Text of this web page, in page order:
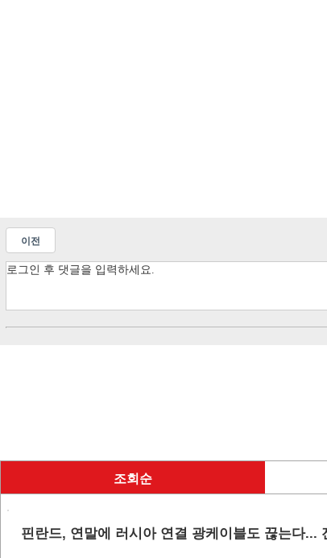
이전
조회순
핀란드, 연말에 러시아 연결 광케이블도 끊는다...